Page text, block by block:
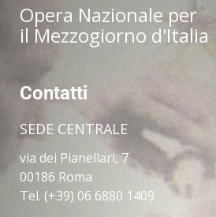
Opera Nazionale per
il Mezzogiorno d'Italia
Contatti
SEDE CENTRALE
via dei Pianellari, 7
00186 Roma
Tel. (+39) 06 6880 1409